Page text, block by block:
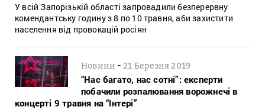
У всій Запорізькій області запровадили безперервну
комендантську годину з 8 по 10 травня, аби захистити
населення від провокацій росіян
Новини -21 Березня 2019
“Нас багато, нас сотні”: експерти
побачили розпалювання ворожнечі в
концерті 9 травня на “Інтері”